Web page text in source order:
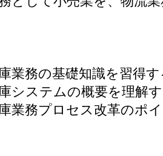
業務の基礎知識を習得
システムの概要を理解
業務プロセス改革のポ